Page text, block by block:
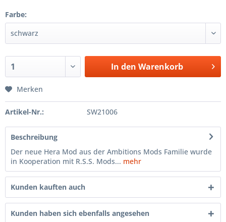
Farbe:
In den Warenkorb
Merken
Artikel-Nr.: SW21006
Beschreibung
Der neue Hera Mod aus der Ambitions Mods Familie wurde
in Kooperation mit R.S.S. Mods... mehr
Kunden kauften auch
Kunden haben sich ebenfalls angesehen